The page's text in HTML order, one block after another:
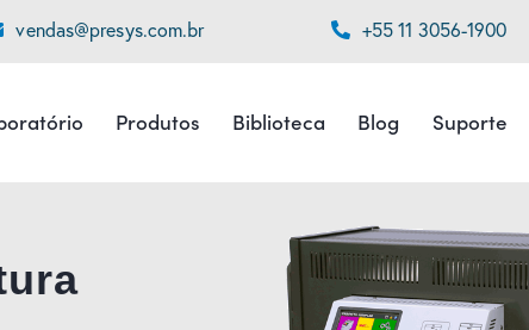
vendas@presys.com.br +55 11 3056-1900
Produtos Biblioteca Blog Suporte